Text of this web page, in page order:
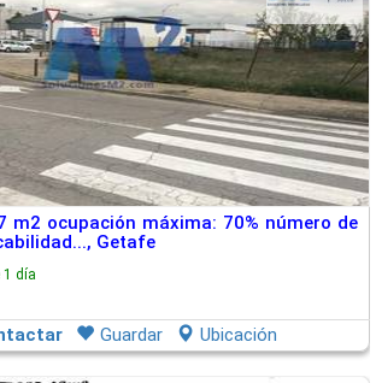
m2 ocupación máxima: 70% número de
Getafe
1 día
Guardar Ubicación